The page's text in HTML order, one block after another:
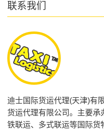
联系我们
迪士国际货运代理(天津)有
货运代理有限公司。主要
铁联运、多式联运等国际货